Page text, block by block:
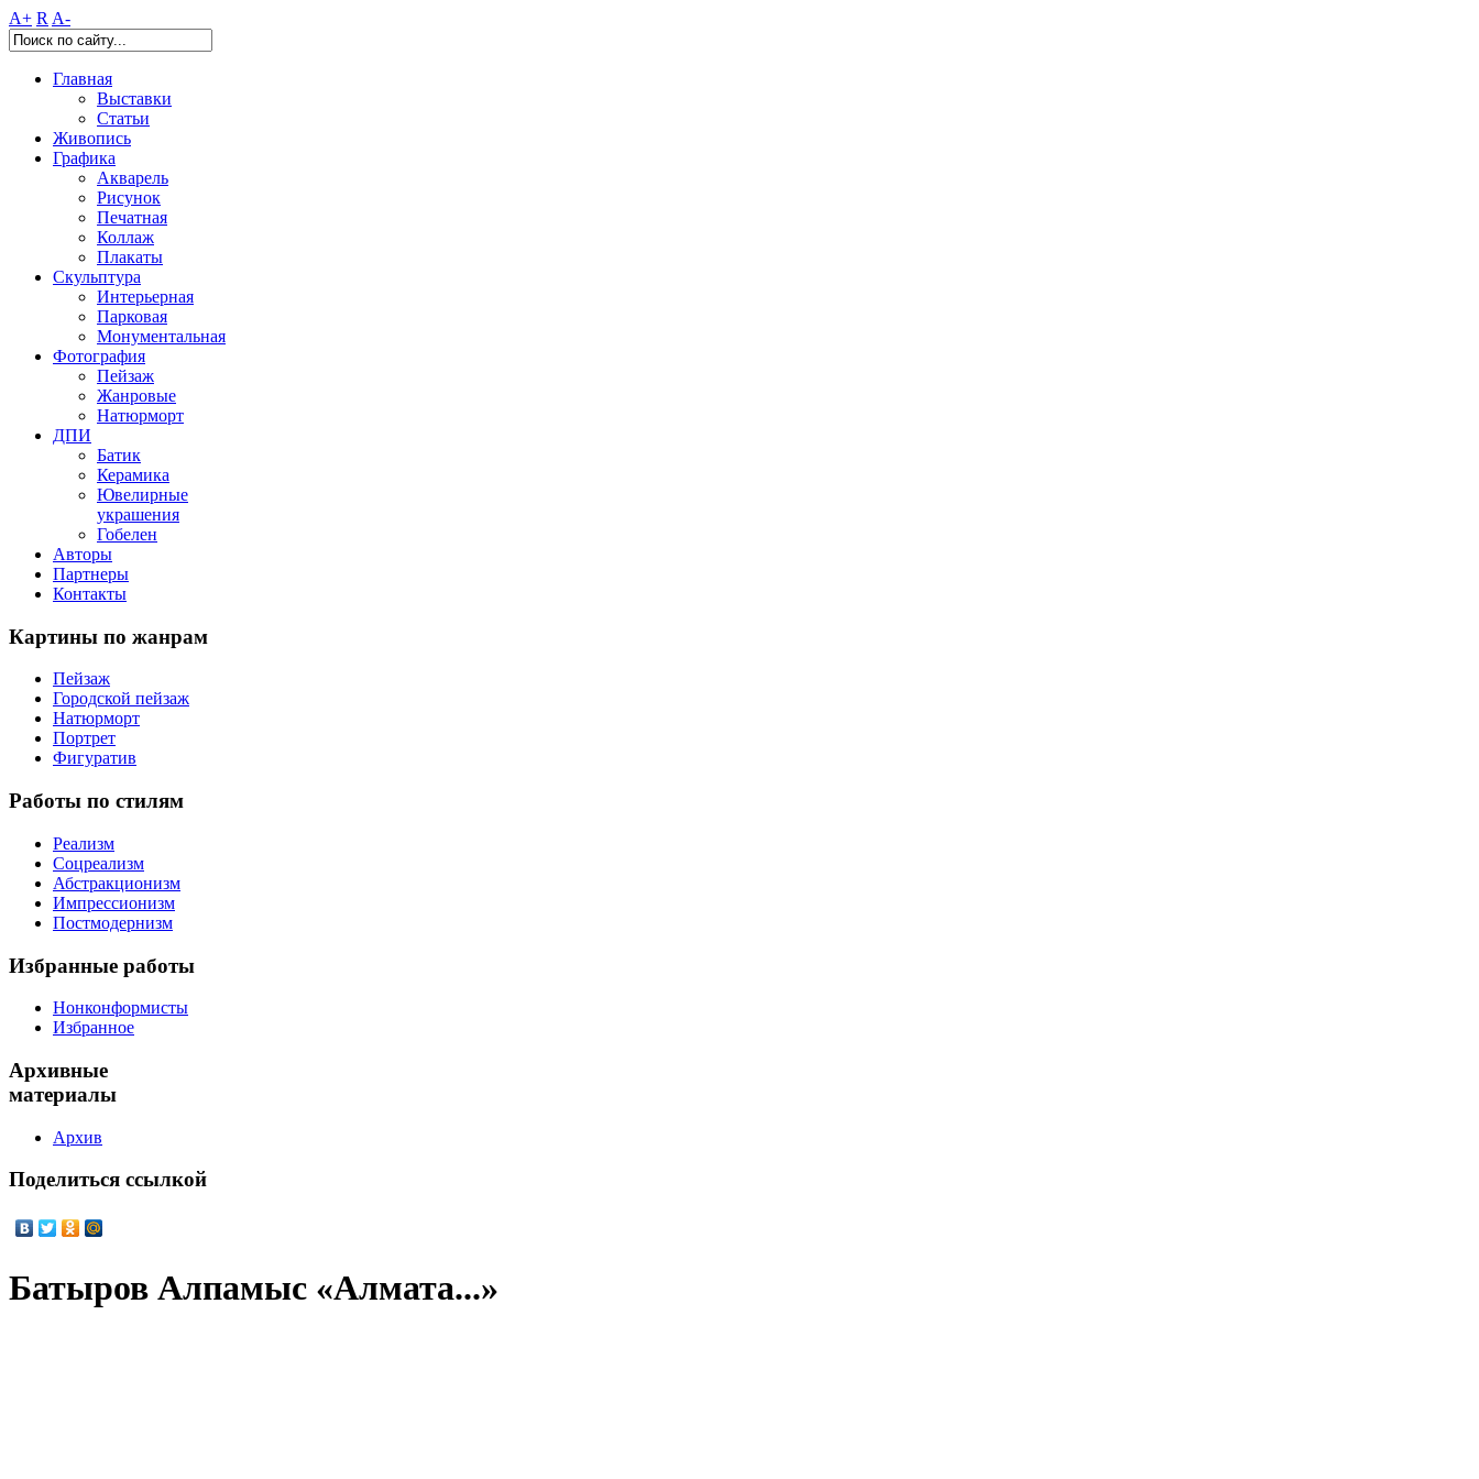
A+ R A-
Главная
Выставки
Статьи
Живопись
Графика
Акварель
Рисунок
Печатная
Коллаж
Плакаты
Скульптура
Интерьерная
Парковая
Монументальная
Фотография
Пейзаж
Жанровые
Натюрморт
ДПИ
Батик
Керамика
Ювелирные
украшения
Гобелен
Авторы
Партнеры
Контакты
Картины по жанрам
Пейзаж
Городской пейзаж
Натюрморт
Портрет
Фигуратив
Работы по стилям
Реализм
Соцреализм
Абстракционизм
Импрессионизм
Постмодернизм
Избранные работы
Нонконформисты
Избранное
Архивные
материалы
Архив
Поделиться ссылкой
Батыров Алпамыс «Алмата...»